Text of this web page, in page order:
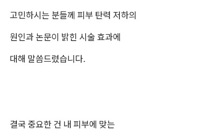
고민하시는 분들께 피부 탄력 저하의
원인과 논문이 밝힌 시술 효과에
대해 말씀드렸습니다.
결국 중요한 건 내 피부에 맞는